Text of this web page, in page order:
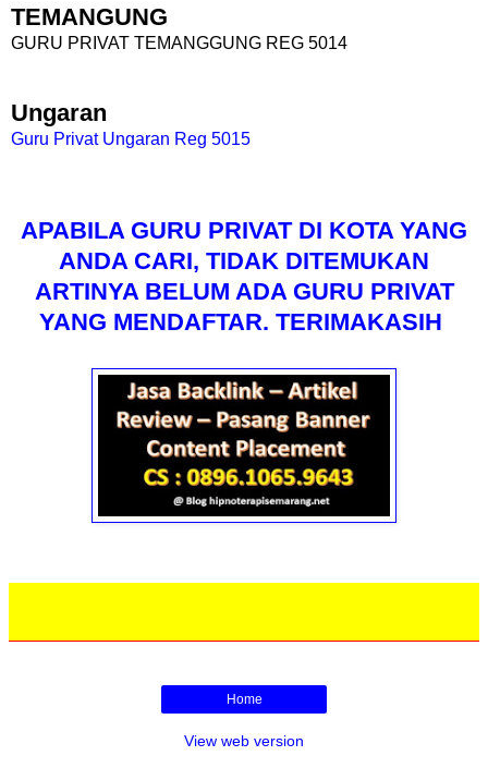
TEMANGUNG
GURU PRIVAT TEMANGGUNG REG 5014
Ungaran
Guru Privat Ungaran Reg 5015
APABILA GURU PRIVAT DI KOTA YANG
ANDA CARI, TIDAK DITEMUKAN
ARTINYA BELUM ADA GURU PRIVAT
YANG MENDAFTAR. TERIMAKASIH
Home
View web version